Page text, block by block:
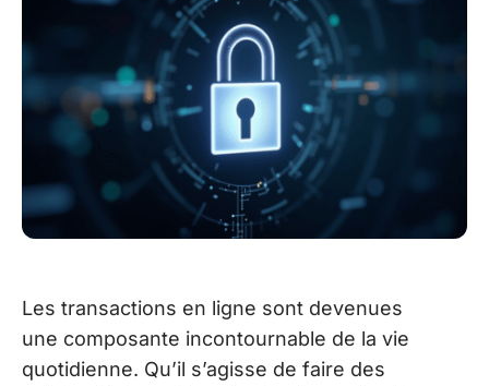
Les transactions en ligne sont devenues
une composante incontournable de la vie
quotidienne. Qu’il s’agisse de faire des